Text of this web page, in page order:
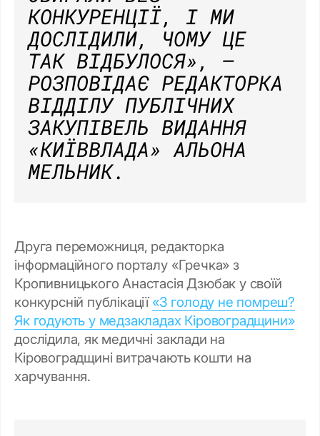
КОНКУРЕНЦІЇ, І МИ
ДОСЛІДИЛИ, ЧОМУ ЦЕ
ТАК ВІДБУЛОСЯ», –
РОЗПОВІДАЄ РЕДАКТОРКА
ВІДДІЛУ ПУБЛІЧНИХ
ЗАКУПІВЕЛЬ ВИДАННЯ
«КИЇВВЛАДА» АЛЬОНА
МЕЛЬНИК.
Друга переможниця, редакторка
інформаційного порталу «Гречка» з
Кропивницького Анастасія Дзюбак у своїй
конкурсній публікації «З голоду не помреш?
Як годують у медзакладах Кіровоградщини»
дослідила, як медичні заклади на
Кіровоградщині витрачають кошти на
харчування.